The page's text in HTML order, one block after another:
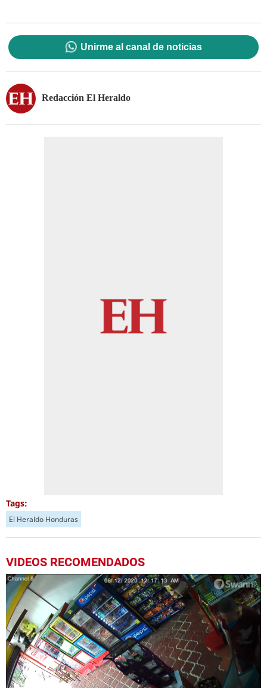
Unirme al canal de noticias
Redacción El Heraldo
Tags:
El Heraldo Honduras
VIDEOS RECOMENDADOS